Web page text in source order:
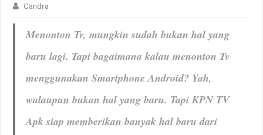
Candra
Menonton Tv, mungkin sudah bukan hal yang
baru lagi. Tapi bagaimana kalau menonton Tv
menggunakan Smartphone Android? Yah,
walaupun bukan hal yang baru. Tapi KPN TV
Apk siap memberikan banyak hal baru dari